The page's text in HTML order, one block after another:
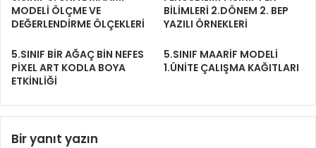
MODELİ ÖLÇME VE
DEĞERLENDİRME ÖLÇEKLERİ
BİLİMLERİ 2.DÖNEM 2. BEP
YAZILI ÖRNEKLERİ
5.SINIF BİR AĞAÇ BİN NEFES
PİXEL ART KODLA BOYA
ETKİNLİĞİ
5.SINIF MAARİF MODELİ
1.ÜNİTE ÇALIŞMA KAĞITLARI
Bir yanıt yazın